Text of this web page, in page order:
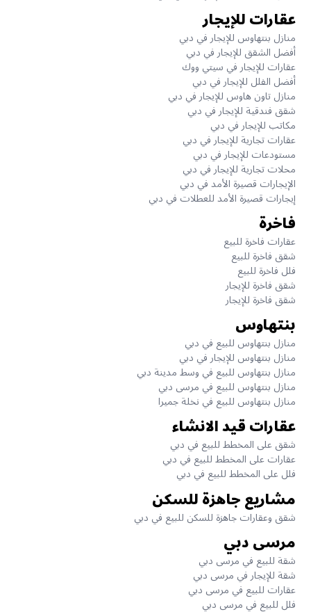
عقارات للإيجار
منازل بنتهاوس للإيجار في دبي
أفضل الشقق للإيجار في دبي
عقارات للإيجار في سيتي ووك
أفضل الفلل للإيجار في دبي
منازل تاون هاوس للإيجار في دبي
شقق فندقية للإيجار في دبي
مكاتب للإيجار في دبي
عقارات تجارية للإيجار في دبي
مستودعات للإيجار في دبي
محلات تجارية للإيجار في دبي
الإيجارات قصيرة الأمد في دبي
إيجارات قصيرة الأمد للعطلات في دبي
فاخرة
عقارات فاخرة للبيع
شقق فاخرة للبيع
فلل فاخرة للبيع
شقق فاخرة للإيجار
شقق فاخرة للإيجار
بنتهاوس
منازل بنتهاوس للبيع في دبي
منازل بنتهاوس للإيجار في دبي
منازل بنتهاوس للبيع في وسط مدينة دبي
منازل بنتهاوس للبيع في مرسى دبي
منازل بنتهاوس للبيع في نخلة جميرا
عقارات قيد الانشاء
شقق على المخطط للبيع في دبي
عقارات على المخطط للبيع في دبي
فلل على المخطط للبيع في دبي
مشاريع جاهزة للسكن
شقق وعقارات جاهزة للسكن للبيع في دبي
مرسى دبي
شقة للبيع في مرسى دبي
شقة للإيجار في مرسى دبي
عقارات للبيع في مرسى دبي
فلل للبيع في مرسى دبي